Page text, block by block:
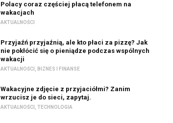
Polacy coraz częściej płacą telefonem na
wakacjach
AKTUALNOŚCI
Przyjaźń przyjaźnią, ale kto płaci za pizzę? Jak
nie pokłócić się o pieniądze podczas wspólnych
wakacji
AKTUALNOŚCI BIZNES I FINANSE
Wakacyjne zdjęcie z przyjaciółmi? Zanim
wrzucisz je do sieci, zapytaj.
AKTUALNOŚCI ,TECHNOLOGIA